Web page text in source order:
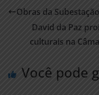
Obras da
David da Paz
culturais na
Você pode